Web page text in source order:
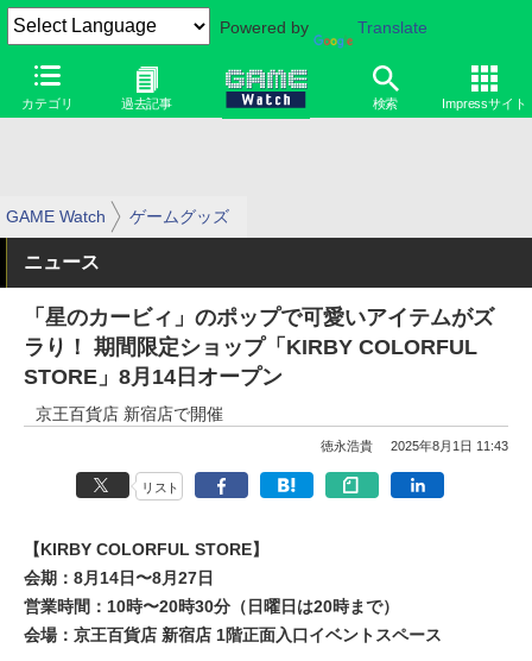
Powered by Translate
カテゴリ 過去記事 検索 Impressサイト
GAME Watch ゲームグッズ
ニュース
「星のカービィ」のポップで可愛いアイテムがズ
ラり！ 期間限定ショップ「KIRBY COLORFUL
STORE」8月14日オープン
京王百貨店 新宿店で開催
徳永浩貴 2025年8月1日 11:43
リスト
【KIRBY COLORFUL STORE】
会期：8月14日〜8月27日
営業時間：10時〜20時30分（日曜日は20時まで）
会場：京王百貨店 新宿店 1階正面入口イベントスペース